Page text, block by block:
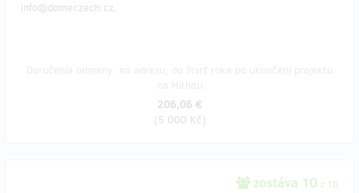
info@domeczech.cz.
206,06 €
(5 000 Kč)
zostáva 10 z 10